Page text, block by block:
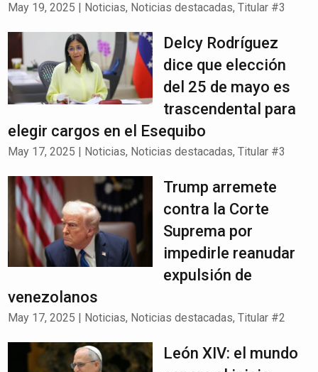
May 19, 2025 | Noticias, Noticias destacadas,Titular #3
Delcy Rodríguez
dice que elección
del 25 de mayo es
trascendental para
elegir cargos en el Esequibo
May 17, 2025 | Noticias, Noticias destacadas,Titular #3
Trump arremete
contra la Corte
Suprema por
impedirle reanudar
expulsión de
venezolanos
May 17, 2025 | Noticias, Noticias destacadas,Titular #2
León XIV: el mundo